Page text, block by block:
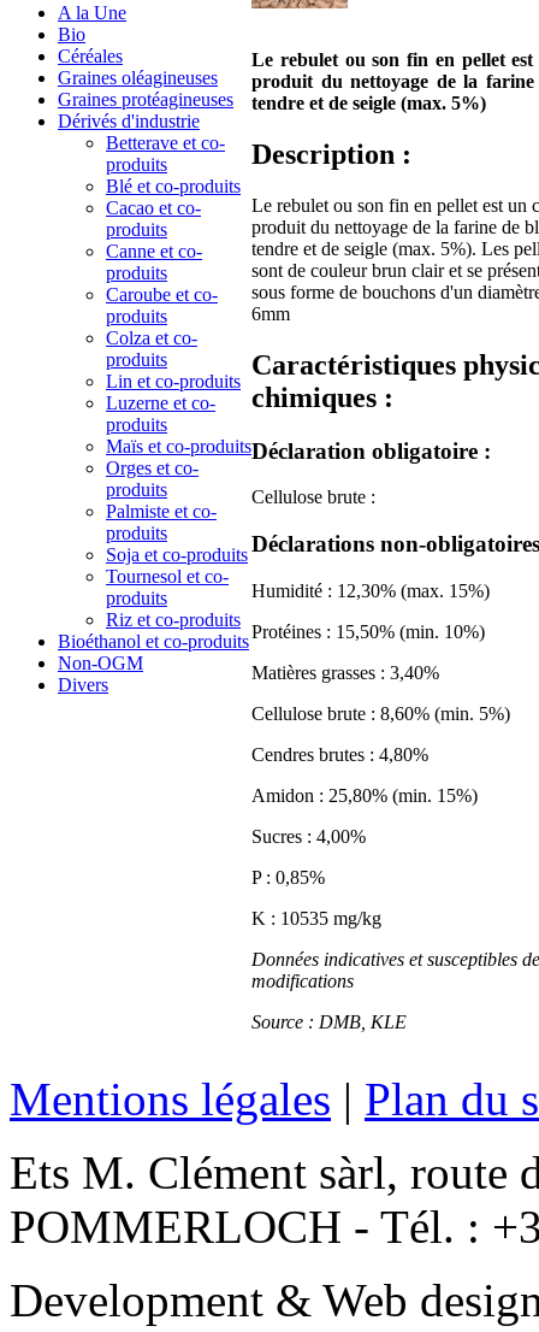
A la Une
Bio
Céréales
Graines oléagineuses
Graines protéagineuses
Dérivés d'industrie
Betterave et co-
produits
Blé et co-produits
Cacao et co-
produits
Canne et co-
produits
Caroube et co-
produits
Colza et co-
produits
Lin et co-produits
Luzerne et co-
produits
Maïs et co-produits
Orges et co-
produits
Palmiste et co-
produits
Soja et co-produits
Tournesol et co-
produits
Riz et co-produits
Bioéthanol et co-produits
Non-OGM
Divers
Le rebulet ou son fin en pellet est
produit du nettoyage de la farine
tendre et de seigle (max. 5%)
Description :
Le rebulet ou son fin en pellet est un
produit du nettoyage de la farine de
tendre et de seigle (max. 5%). Les
sont de couleur brun clair et se
sous forme de bouchons d'un
6mm
Caractéristiques
chimiques :
Déclaration obligatoire :
Cellulose brute :
Déclarations non-
Humidité : 12,30% (max. 15%)
Protéines : 15,50% (min. 10%)
Matières grasses : 3,40%
Cellulose brute : 8,60% (min. 5%)
Cendres brutes : 4,80%
Amidon : 25,80% (min. 15%)
Sucres : 4,00%
P : 0,85%
K : 10535 mg/kg
Données indicatives et susceptibles de
modifications
Source : DMB, KLE
Mentions légales | Plan du
Ets M. Clément sàrl, route
POMMERLOCH - Tél. :
Development & Web